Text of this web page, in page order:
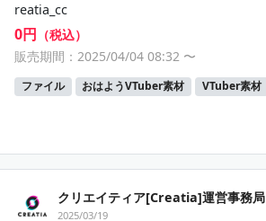
reatia_cc
0円 （税込）
販売期間：2025/04/04 08:32 〜
ファイル おはようVTuber素材 VTuber素材
クリエイティア[Creatia]運営事務局
2025/03/19